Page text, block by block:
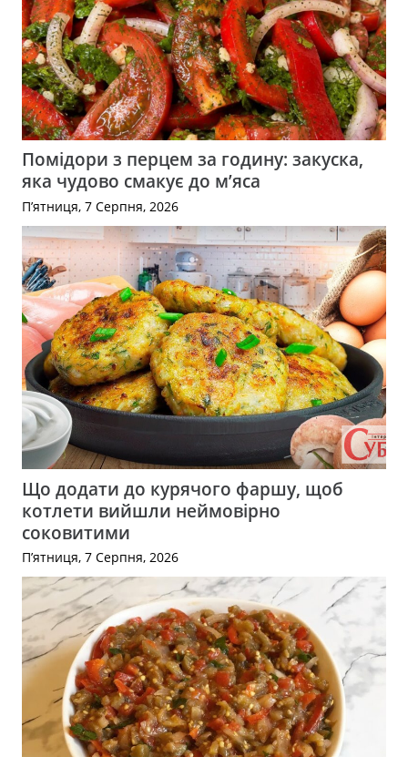
Помідори з перцем за годину: закуска,
яка чудово смакує до м’яса
П’ятниця, 7 Серпня, 2026
Що додати до курячого фаршу, щоб
котлети вийшли неймовірно
соковитими
П’ятниця, 7 Серпня, 2026